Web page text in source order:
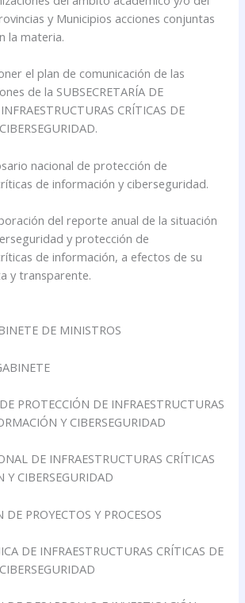
y Municipios acciones conjuntas
la materia.
el plan de comunicación de las
de la SUBSECRETARÍA DE
CRÍTICAS DE
nacional de protección de
de información y ciberseguridad.
del reporte anual de la situación
y protección de
de información, a efectos de su
y transparente.
DE MINISTROS
PROTECCIÓN DE INFRAESTRUCTURAS
Y CIBERSEGURIDAD
DE INFRAESTRUCTURAS CRÍTICAS
Y CIBERSEGURIDAD
PROYECTOS Y PROCESOS
DE INFRAESTRUCTURAS CRÍTICAS DE